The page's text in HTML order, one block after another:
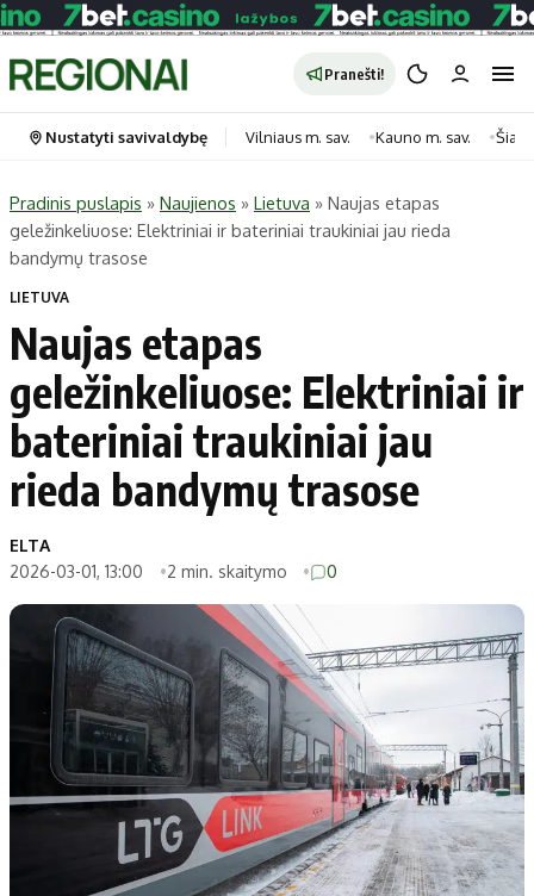
Pranešti!
Portalas
Naujausi
Regionai
Lietuva
Pasaulis
Politika
Patarimai
Dirbtinis intelektas
Gineso rekordai
Kategorijos
Laisvalaikis
Maistas
Sveikata
Technologijos
Dienos naujienos
Ekonomikos naujienos
Didžiosios savivaldybės
Vilniaus miesto
Kauno miesto
Klaipėdos miesto
Panevėžio miesto
Šiaulių miesto
Kitos savivaldybės
Druskininkų
Utenos rajono
Jonavos rajono
Vilkaviškio rajono
Tauragės rajono
Nustatyti savivaldybę Vilniaus m. sav. Kauno m. sav.
Pradinis puslapis » Naujienos » Lietuva » Naujas etapas
geležinkeliuose: Elektriniai ir bateriniai traukiniai jau rieda
bandymų trasose
LIETUVA
Naujas etapas
geležinkeliuose: Elektriniai ir
bateriniai traukiniai jau
rieda bandymų trasose
ELTA
2026-03-01, 13:00
2 min. skaitymo 0